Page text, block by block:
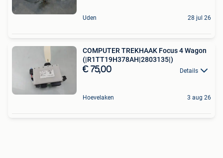
Uden 28 jul 26
COMPUTER TREKHAAK Focus 4 Wagon
(|R1TT19H378AH|2803135|)
€ 75,00 Details
Hoevelaken 3 aug 26